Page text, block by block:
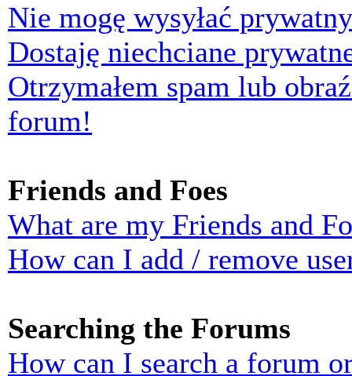
Nie mogę wysyłać
Dostaję niechciane
Otrzymałem spam lub
forum!
Friends and Foes
What are my Friends and
How can I add / remove
Searching the Forums
How can I search a forum